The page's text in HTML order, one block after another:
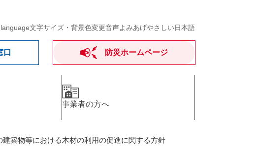
文字サイズ・背景色変更音声よみあげやさしい日本語
口 防災ホームページ
事業者の方へ
建築物等における木材の利用の促進に関する方針